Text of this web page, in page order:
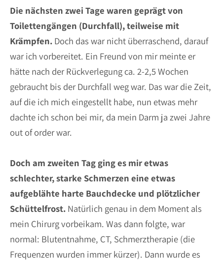
Die nächsten zwei Tage waren geprägt von
Toilettengängen (Durchfall), teilweise mit
Krämpfen. Doch das war nicht überraschend, darauf
war ich vorbereitet. Ein Freund von mir meinte er
hätte nach der Rückverlegung ca. 2-2,5 Wochen
gebraucht bis der Durchfall weg war. Das war die Zeit,
auf die ich mich eingestellt habe, nun etwas mehr
dachte ich schon bei mir, da mein Darm ja zwei Jahre
out of order war.
Doch am zweiten Tag ging es mir etwas
schlechter, starke Schmerzen eine etwas
aufgeblähte harte Bauchdecke und plötzlicher
Schüttelfrost. Natürlich genau in dem Moment als
mein Chirurg vorbeikam. Was dann folgte, war
normal: Blutentnahme, CT, Schmerztherapie (die
Frequenzen wurden immer kürzer). Dann wurde es